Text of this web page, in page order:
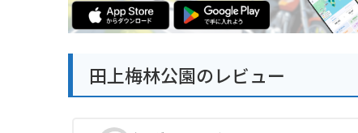
田上梅林公園のレビュー